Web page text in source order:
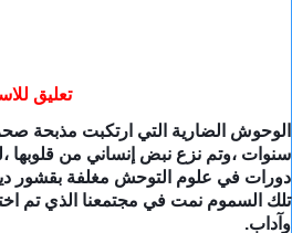
تعليق
لوحوش الضارية التي ارتكبت مذبحة
سنوات ،وتم نزع نبض إنساني من قلوبها
دورات في علوم التوحش مغلفة بقشور
تلك السموم نمت في مجتمعنا الذي تم
وآداب.